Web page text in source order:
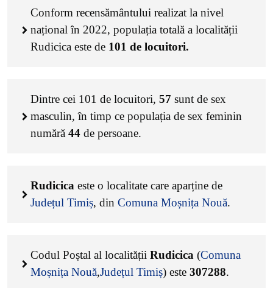
Conform recensământului realizat la nivel
național în 2022, populația totală a localității
Rudicica este de 101 de locuitori.
Dintre cei 101 de locuitori, 57 sunt de sex
masculin, în timp ce populația de sex feminin
numără 44 de persoane.
Rudicica este o localitate care aparține de
Județul Timiș, din Comuna Moșnița Nouă.
Codul Poștal al localității Rudicica (Comuna
Moșnița Nouă,Județul Timiș) este 307288.